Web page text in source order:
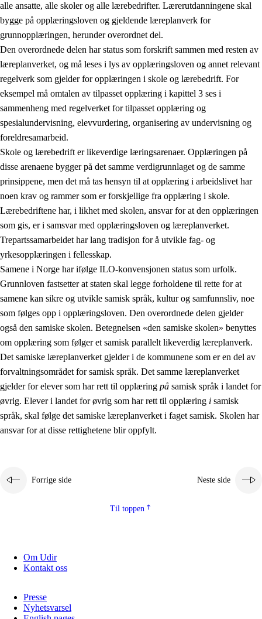
alle ansatte, alle skoler og alle lærebedrifter. Lærerutdanningene skal
bygge på opplæringsloven og gjeldende læreplanverk for
grunnopplæringen, herunder overordnet del.
Den overordnede delen har status som forskrift sammen med resten av
læreplanverket, og må leses i lys av opplæringsloven og annet relevant
regelverk som gjelder for opplæringen i skole og lærebedrift. For
eksempel må omtalen av tilpasset opplæring i kapittel 3 ses i
sammenheng med regelverket for tilpasset opplæring og
spesialundervisning, elevvurdering, organisering av undervisning og
foreldresamarbeid.
Skole og lærebedrift er likeverdige læringsarenaer. Opplæringen på
disse arenaene bygger på det samme verdigrunnlaget og de samme
prinsippene, men det må tas hensyn til at opplæring i arbeidslivet har
noen krav og rammer som er forskjellige fra opplæring i skole.
Lærebedriftene har, i likhet med skolen, ansvar for at den opplæringen
som gis, er i samsvar med opplæringsloven og læreplanverket.
Trepartssamarbeidet har lang tradisjon for å utvikle fag- og
yrkesopplæringen i fellesskap.
Samene i Norge har ifølge ILO-konvensjonen status som urfolk.
Grunnloven fastsetter at staten skal legge forholdene til rette for at
samene kan sikre og utvikle samisk språk, kultur og samfunnsliv, noe
som følges opp i opplæringsloven. Den overordnede delen gjelder
også den samiske skolen. Betegnelsen «den samiske skolen» benyttes
om opplæring som følger et samisk parallelt likeverdig læreplanverk.
Det samiske læreplanverket gjelder i de kommunene som er en del av
forvaltningsområdet for samisk språk. Det samme læreplanverket
gjelder for elever som har rett til opplæring på samisk språk i landet for
øvrig. Elever i landet for øvrig som har rett til opplæring i samisk
språk, skal følge det samiske læreplanverket i faget samisk. Skolen har
ansvar for at disse rettighetene blir oppfylt.
Forrige side Neste side
Til toppen
Om Udir
Kontakt oss
Presse
Nyhetsvarsel